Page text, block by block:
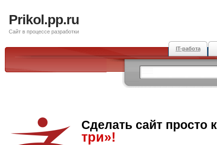
Prikol.pp.ru
Сайт в процессе разработки
IT-работа
Сделать сайт просто
три»!